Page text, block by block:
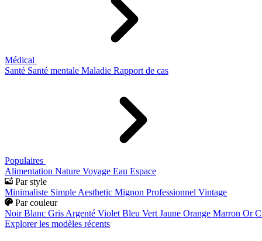
Médical
Santé Santé mentale Maladie Rapport de cas
Populaires
Alimentation Nature Voyage Eau Espace
Par style
Minimaliste Simple Aesthetic Mignon Professionnel Vintage
Par couleur
Noir Blanc Gris Argenté Violet Bleu Vert Jaune Orange Marron Or
Explorer les modèles récents